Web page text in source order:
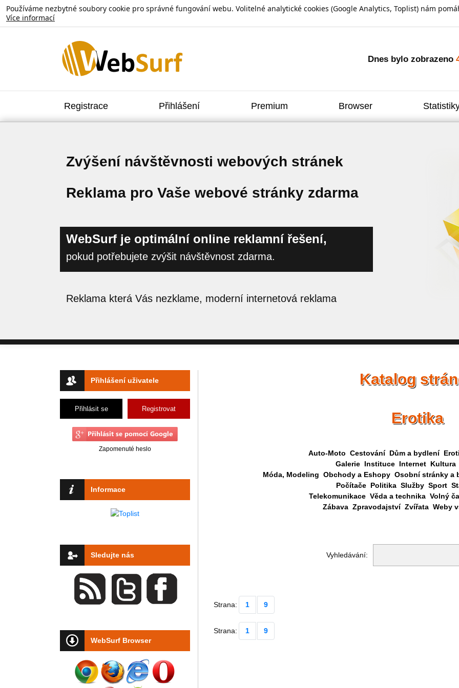
Používáme nezbytné soubory cookie pro správné fungování webu. Volitelné analytické cookies (Google Analytics, Toplist) nám
Více informací
Dnes bylo zobrazeno
Registrace Přihlášení Premium Browser
Zvýšení návštěvnosti webových stránek
Reklama pro Vaše webové stránky zdarma
WebSurf je optimální online reklamní řešení,
pokud potřebujete zvýšit návštěvnost zdarma.
Reklama která Vás nezklame, moderní internetová reklama
Přihlášení uživatele
Přihlásit se Registrovat
Zapomenuté heslo
Informace
Sledujte nás
WebSurf Browser
Katalog
Erotika
Auto-Moto Cestování Dům a bydlení
Galerie Instituce Internet Kultura
Móda, Modeling Obchody a Eshopy Osobní stránky a
Počítače Politika Služby Sport
Telekomunikace Věda a technika Volný
Zábava Zpravodajství Zvířata Weby
Vyhledávání:
Strana: 1 9
Strana: 1 9